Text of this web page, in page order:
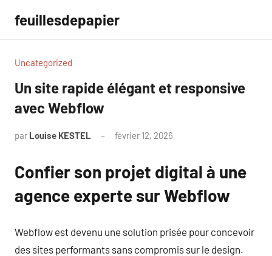
contenu
feuillesdepapier
Uncategorized
Un site rapide élégant et responsive
avec Webflow
par Louise KESTEL février 12, 2026
Confier son projet digital à une
agence experte sur Webflow
Webflow est devenu une solution prisée pour concevoir
des sites performants sans compromis sur le design.